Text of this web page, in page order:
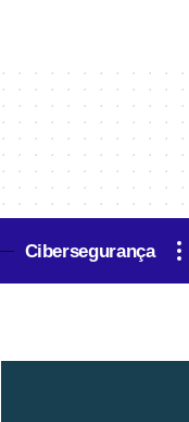
Cibersegurança